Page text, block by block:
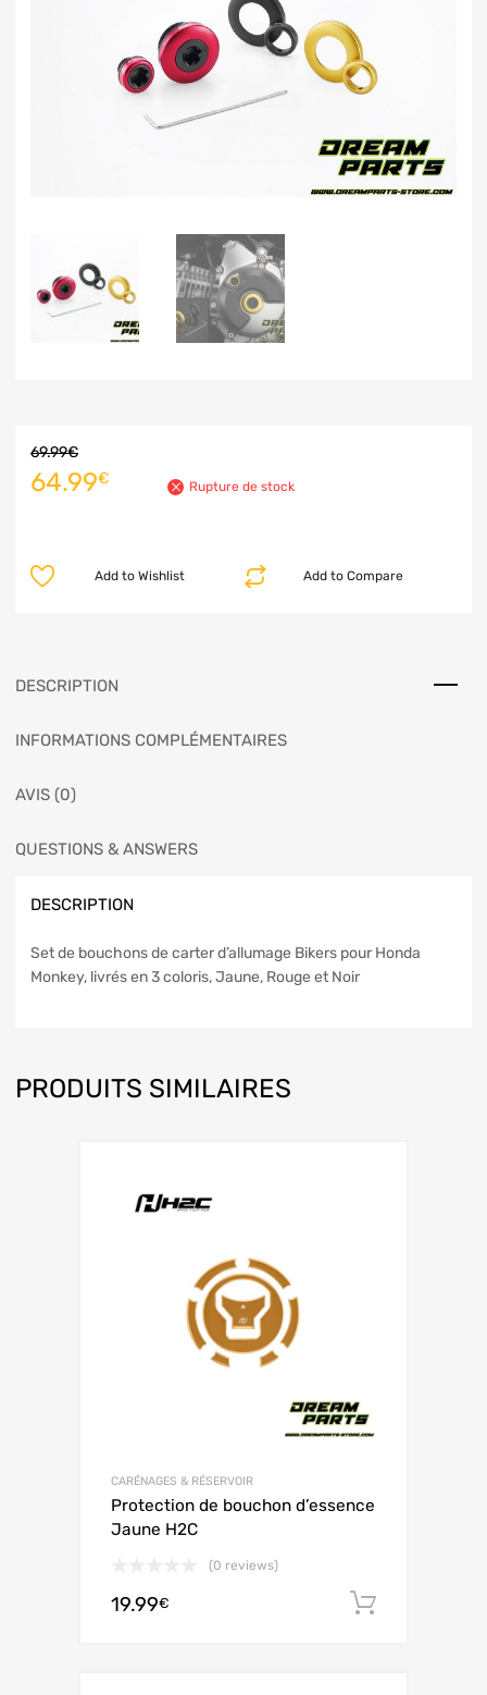
69.99€
64.99€ Rupture de stock
Add to Compare
Add to Wishlist
DESCRIPTION
INFORMATIONS COMPLÉMENTAIRES
AVIS (0)
QUESTIONS & ANSWERS
DESCRIPTION
Set de bouchons de carter d’allumage Bikers pour Honda
Monkey, livrés en 3 coloris, Jaune, Rouge et Noir
PRODUITS SIMILAIRES
CARÉNAGES & RÉSERVOIR
Protection de bouchon d’essence
Jaune H2C
(0 reviews)
19.99€